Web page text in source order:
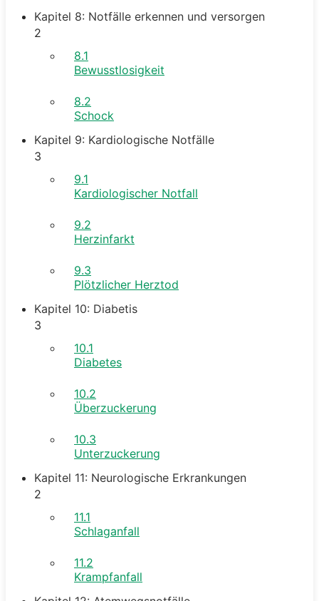
Kapitel 8: Notfälle erkennen und versorgen
2
8.1
Bewusstlosigkeit
8.2
Schock
Kapitel 9: Kardiologische Notfälle
3
9.1
Kardiologischer Notfall
9.2
Herzinfarkt
9.3
Plötzlicher Herztod
Kapitel 10: Diabetis
3
10.1
Diabetes
10.2
Überzuckerung
10.3
Unterzuckerung
Kapitel 11: Neurologische Erkrankungen
2
11.1
Schlaganfall
11.2
Krampfanfall